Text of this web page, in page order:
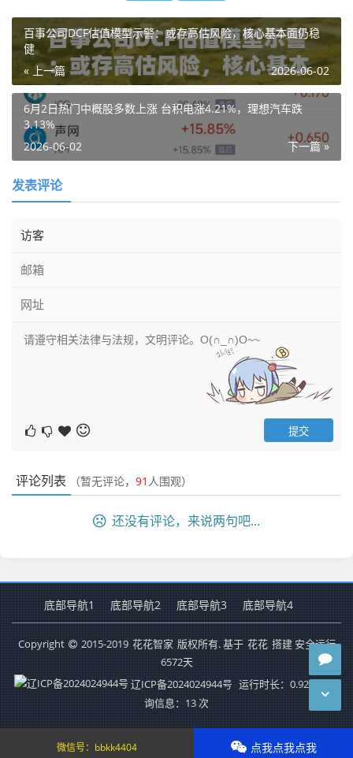
百事公司DCF估值模型示警：或存高估风险，核心基本面仍稳
健
« 上一篇
2026-06-02
6月2日热门中概股多数上涨 台积电涨4.21%，理想汽车跌
3.13%
下一篇 »
2026-06-02
发表评论
评论列表 （暂无评论， 91 人围观）
还没有评论，来说两句吧...
底部导航1 底部导航2 底部导航3 底部导航4
Copyright 2015-2019 花花智家 版权所有. 基于 花花 搭建 安全运行
6572天
辽ICP备2024024944号 运行时长：0.929秒
询信息：13 次
微信号： bbkk4404 点我点我点我